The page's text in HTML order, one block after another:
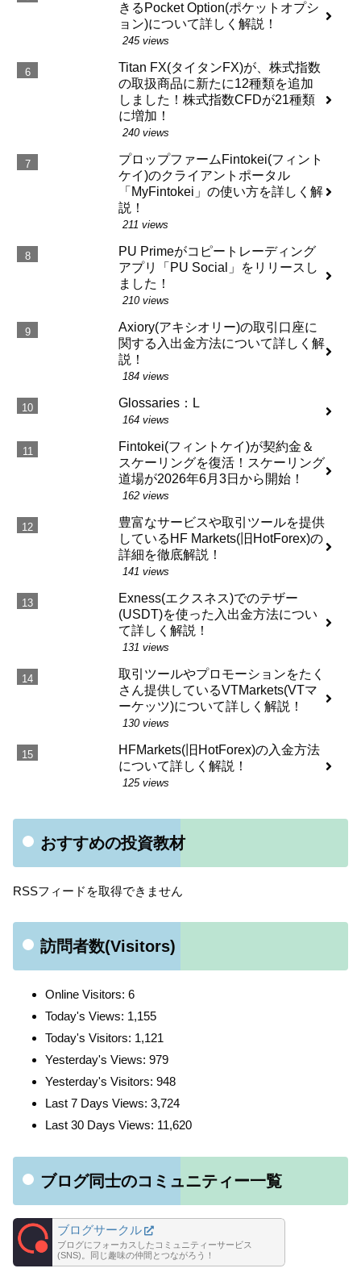
きるPocket Option(ポケットオプシ
ョン)について詳しく解説！
245 views
Titan FX(タイタンFX)が、株式指数
の取扱商品に新たに12種類を追加
しました！株式指数CFDが21種類
に増加！
240 views
プロップファームFintokei(フィント
ケイ)のクライアントポータル
「MyFintokei」の使い方を詳しく解
説！
211 views
PU Primeがコピートレーディング
アプリ「PU Social」をリリースし
ました！
210 views
Axiory(アキシオリー)の取引口座に
関する入出金方法について詳しく解
説！
184 views
Glossaries：L
164 views
Fintokei(フィントケイ)が契約金＆
スケーリングを復活！スケーリング
道場が2026年6月3日から開始！
162 views
豊富なサービスや取引ツールを提供
しているHF Markets(旧HotForex)の
詳細を徹底解説！
141 views
Exness(エクスネス)でのテザー
(USDT)を使った入出金方法につい
て詳しく解説！
131 views
取引ツールやプロモーションをたく
さん提供しているVTMarkets(VTマ
ーケッツ)について詳しく解説！
130 views
HFMarkets(旧HotForex)の入金方法
について詳しく解説！
125 views
おすすめの投資教材
RSSフィードを取得できません
訪問者数(Visitors)
Online Visitors: 6
Today's Views: 1,155
Today's Visitors: 1,121
Yesterday's Views: 979
Yesterday's Visitors: 948
Last 7 Days Views: 3,724
Last 30 Days Views: 11,620
ブログ同士のコミュニティー一覧
ブログサークル
ブログにフォーカスしたコミュニティーサービス
(SNS)。同じ趣味の仲間とつながろう！